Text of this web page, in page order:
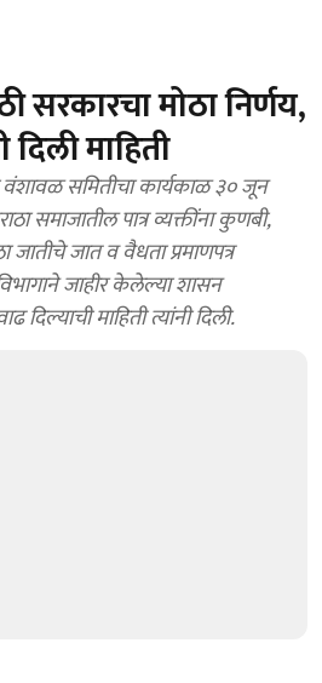
सरकारचा मोठा निर्णय,
दिली माहिती
वंशावळ समितीचा कार्यकाळ ३० जून
समाजातील पात्र व्यक्तींना कुणबी,
जात व वैधता प्रमाणपत्र
जाहीर केलेल्या शासन
दिल्याची माहिती त्यांनी दिली.